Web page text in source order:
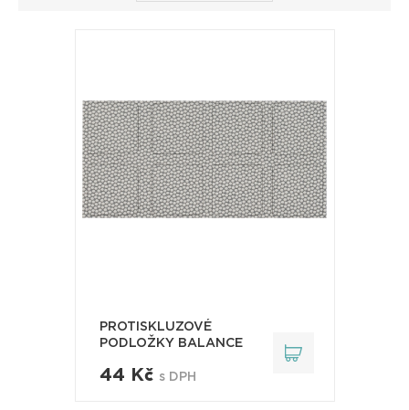
PROTISKLUZOVÉ
PODLOŽKY BALANCE
44 Kč s DPH